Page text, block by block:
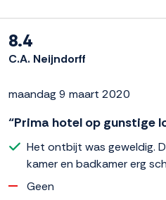
8.4
C.A. Neijndorff
maandag 9 maart 2020
“Prima hotel op gunstige
Het ontbijt was geweldig.
kamer en badkamer erg
Geen